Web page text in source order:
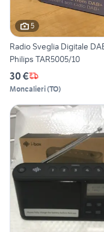
5
Radio Sveglia Digitale
Philips TAR5005/10
30 €
Moncalieri(TO)